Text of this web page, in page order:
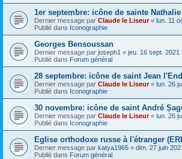
1er septembre: icône de sainte
Dernier message par Claude le Liseur« lun. 11
Publié dans Iconographie
Georges Bensoussan
Dernier message par joseph1 « jeu. 16 sept. 2021
Publié dans Forum général
28 septembre: icône de saint Jean
Dernier message par Claude le Liseur« lun. 26
Publié dans Iconographie
30 novembre: icône de saint André
Dernier message par Claude le Liseur« lun. 26
Publié dans Iconographie
Eglise orthodoxe russe à l'étranger
Dernier message par katya1965 « dim. 27 juin
Publié dans Forum général